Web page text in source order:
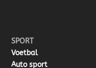
SPORT
Voetbal
Auto sport